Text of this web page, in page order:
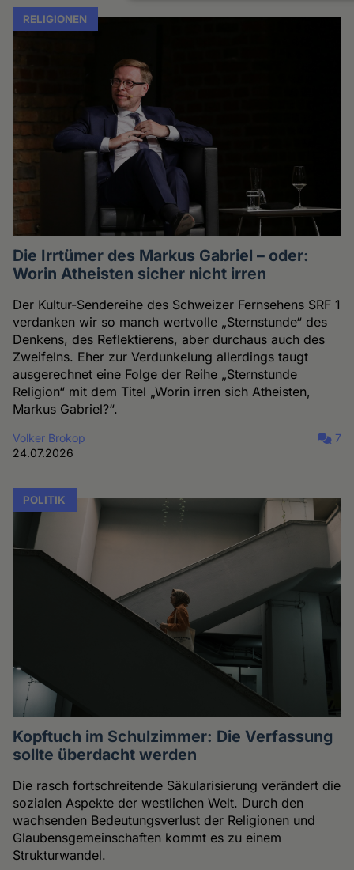
RELIGIONEN
Die Irrtümer des Markus Gabriel – oder:
Worin Atheisten sicher nicht irren
Der Kultur-Sendereihe des Schweizer Fernsehens SRF 1
verdanken wir so manch wertvolle „Sternstunde“ des
Denkens, des Reflektierens, aber durchaus auch des
Zweifelns. Eher zur Verdunkelung allerdings taugt
ausgerechnet eine Folge der Reihe „Sternstunde
Religion“ mit dem Titel „Worin irren sich Atheisten,
Markus Gabriel?“.
Volker Brokop
24.07.2026
7
POLITIK
Kopftuch im Schulzimmer: Die Verfassung
sollte überdacht werden
Die rasch fortschreitende Säkularisierung verändert die
sozialen Aspekte der westlichen Welt. Durch den
wachsenden Bedeutungsverlust der Religionen und
Glaubensgemeinschaften kommt es zu einem
Strukturwandel.
und